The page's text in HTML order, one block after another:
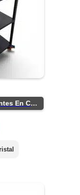
Barra Desayunador Con Estantes En Chapa